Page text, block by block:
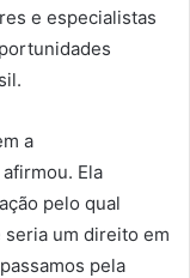
e especialistas
a
Ela
pelo qual
seria um direito em
pela